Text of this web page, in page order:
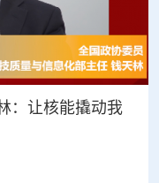
：让核能撬动我